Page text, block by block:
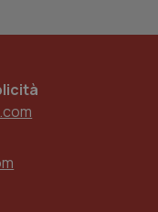
per abilitare il
con identity